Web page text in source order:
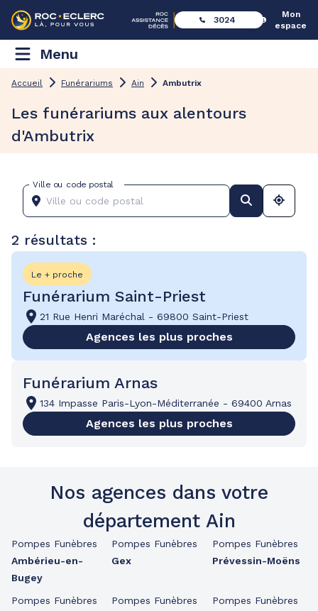
3024
Mon
espace
Menu
Accueil Funérariums Ain Ambutrix
Les funérariums aux alentours
d'Ambutrix
Ville ou code postal
2 résultats :
Le + proche
Funérarium Saint-Priest
21 Rue Henri Maréchal - 69800 Saint-Priest
Agences les plus proches
Funérarium Arnas
134 Impasse Paris-Lyon-Méditerranée - 69400 Arnas
Agences les plus proches
Nos agences dans votre
département Ain
Pompes Funèbres
Ambérieu-en-
Bugey
Pompes Funèbres
Pompes Funèbres
Gex
Pompes Funèbres
Pompes Funèbres
Prévessin-Moëns
Pompes Funèbres